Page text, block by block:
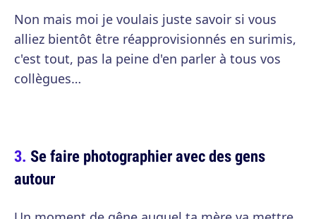
Non mais moi je voulais juste savoir si vous
alliez bientôt être réapprovisionnés en surimis,
c'est tout, pas la peine d'en parler à tous vos
collègues…
Se faire photographier avec des gens
autour